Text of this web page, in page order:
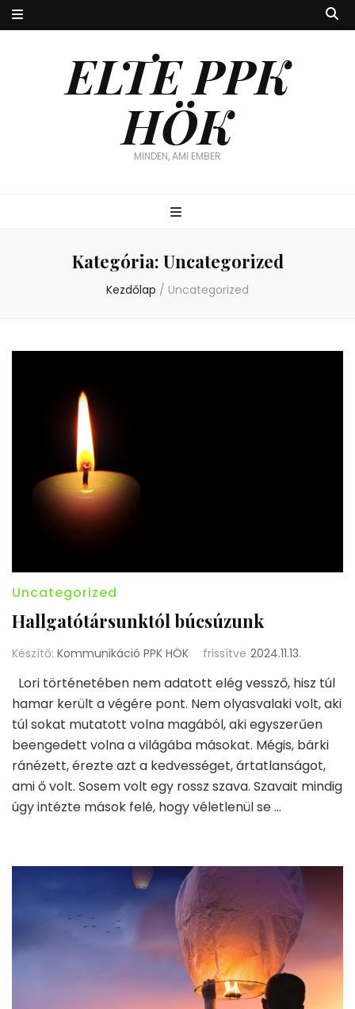
ELTE PPK
HÖK
MINDEN, AMI EMBER
Kategória: Uncategorized
Kezdőlap / Uncategorized
Uncategorized
Hallgatótársunktól búcsúzunk
Készítő: Kommunikáció PPK HÖK frissítve 2024.11.13.
Lori történetében nem adatott elég vessző, hisz túl
hamar került a végére pont. Nem olyasvalaki volt, aki
túl sokat mutatott volna magából, aki egyszerűen
beengedett volna a világába másokat. Mégis, bárki
ránézett, érezte azt a kedvességet, ártatlanságot,
ami ő volt. Sosem volt egy rossz szava. Szavait mindig
úgy intézte mások felé, hogy véletlenül se …